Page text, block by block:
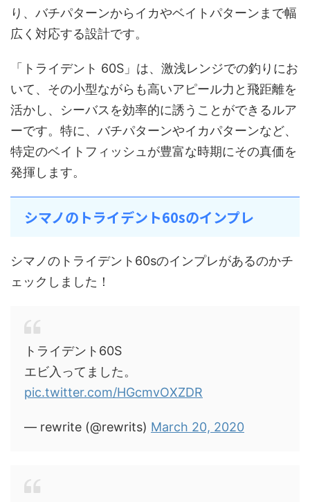
り、バチパターンからイカやベイトパターンまで幅
広く対応する設計です。
「トライデント 60S」は、激浅レンジでの釣りにお
いて、その小型ながらも高いアピール力と飛距離を
活かし、シーバスを効率的に誘うことができるルア
ーです。特に、バチパターンやイカパターンなど、
特定のベイトフィッシュが豊富な時期にその真価を
発揮します。
シマノのトライデント60sのインプレ
シマノのトライデント60sのインプレがあるのかチ
ェックしました！
トライデント60S
エビ入ってました。
pic.twitter.com/HGcmvOXZDR
— rewrite (@rewrits) March 20, 2020